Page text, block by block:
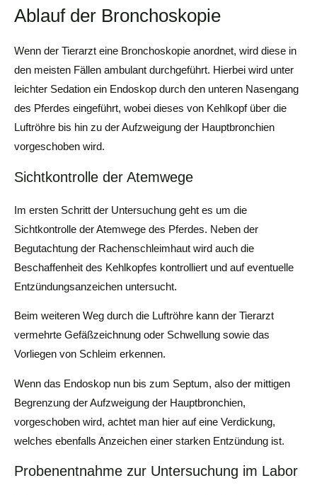
Ablauf der Bronchoskopie
Wenn der Tierarzt eine Bronchoskopie anordnet, wird diese in
den meisten Fällen ambulant durchgeführt. Hierbei wird unter
leichter Sedation ein Endoskop durch den unteren Nasengang
des Pferdes eingeführt, wobei dieses von Kehlkopf über die
Luftröhre bis hin zu der Aufzweigung der Hauptbronchien
vorgeschoben wird.
Sichtkontrolle der Atemwege
Im ersten Schritt der Untersuchung geht es um die
Sichtkontrolle der Atemwege des Pferdes. Neben der
Begutachtung der Rachenschleimhaut wird auch die
Beschaffenheit des Kehlkopfes kontrolliert und auf eventuelle
Entzündungsanzeichen untersucht.
Beim weiteren Weg durch die Luftröhre kann der Tierarzt
vermehrte Gefäßzeichnung oder Schwellung sowie das
Vorliegen von Schleim erkennen.
Wenn das Endoskop nun bis zum Septum, also der mittigen
Begrenzung der Aufzweigung der Hauptbronchien,
vorgeschoben wird, achtet man hier auf eine Verdickung,
welches ebenfalls Anzeichen einer starken Entzündung ist.
Probenentnahme zur Untersuchung im Labor